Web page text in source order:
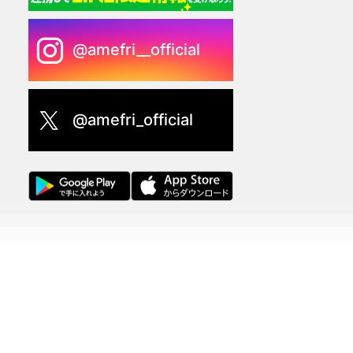
@amefri__official
@amefri_official